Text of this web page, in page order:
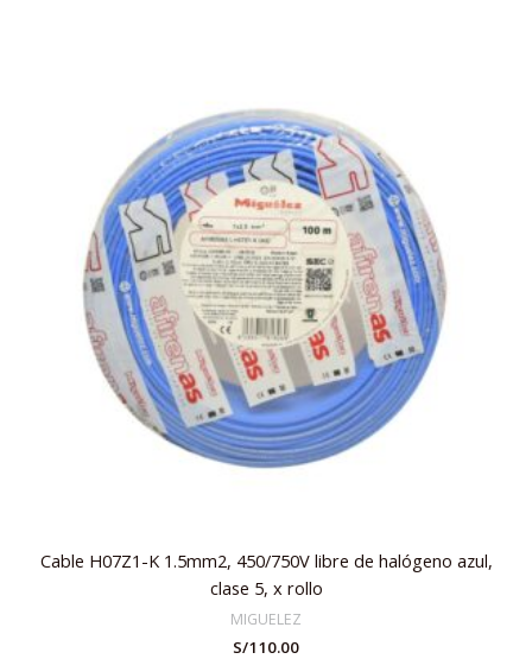
Cable H07Z1-K 1.5mm2, 450/750V libre de halógeno azul,
clase 5, x rollo
MIGUELEZ
S/110.00